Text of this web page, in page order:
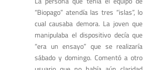
“Biopago” atendía las tres “islas”, lo
cual causaba demora. La jovenque
manipulaba el dispositivo decía que
“era un ensayo” que se realizaría
sábado y domingo. Comentó aotro